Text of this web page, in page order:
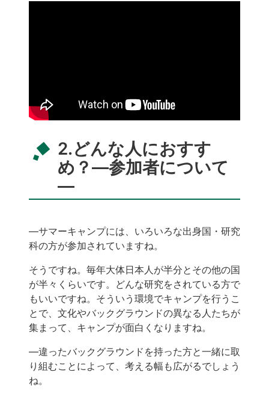
2.どんな人におすす
め？—参加者について
—
―サマーキャンプには、いろいろな出身国・研究
科の方が参加されていますね。
そうですね。毎年大体日本人が半分とその他の国
が半々くらいです。どんな研究をされている方で
もいいですね。そういう環境でキャンプを行うこ
とで、文化やバックグラウンドの異なる人たちが
集まって、キャンプが面白くなりますね。
―違ったバックグラウンドを持った方と一緒に取
り組むことによって、考える幅も広がるでしょう
ね。